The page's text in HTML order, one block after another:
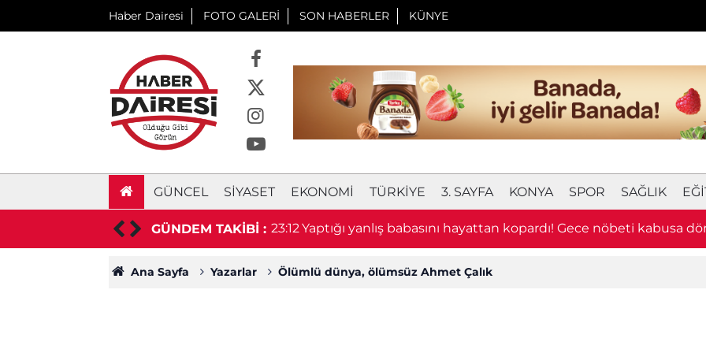
Haber Dairesi FOTO GALERİ SON HABERLER KÜNYE
GÜNCEL SIYASET EKONOMI TÜRKIYE 3. SAYFA KONYA SPOR SAĞLIK
GÜNDEM TAKİBİ :
depo için ihaleye çıkıyor 23:12Yaptığı yanlış babasını hayattan kopardı! Gece nöbeti kabusa
Ana Sayfa Yazarlar Ölümlü dünya, ölümsüz Ahmet Çalık